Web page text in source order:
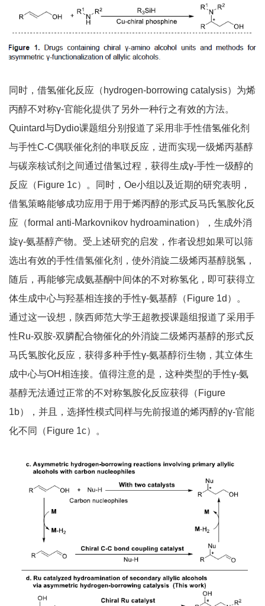
同时，借氢催化反应（hydrogen-borrowing catalysis）为烯
丙醇不对称γ-官能化提供了另外一种行之有效的方法。
Quintard与Dydio课题组分别报道了采用非手性借氢催化剂
与手性C-C偶联催化剂的串联反应，进而实现一级烯丙基醇
与碳亲核试剂之间通过借氢过程，获得生成γ-手性一级醇的
反应（Figure 1c）。同时，Oe小组以及近期的研究表明，
借氢策略能够成功应用于用于烯丙醇的形式反马氏氢胺化反
应（formal anti-Markovnikov hydroamination），生成外消
旋γ-氨基醇产物。受上述研究的启发，作者设想如果可以筛
选出有效的手性借氢催化剂，使外消旋二级烯丙基醇脱氢，
随后，再能够完成氨基酮中间体的不对称氢化，即可获得立
体生成中心与羟基相连接的手性γ-氨基醇（Figure 1d）。
通过这一设想，陕西师范大学王超教授课题组报道了采用手
性Ru-双胺-双膦配合物催化的外消旋二级烯丙基醇的形式反
马氏氢胺化反应，获得多种手性γ-氨基醇衍生物，其立体生
成中心与OH相连接。值得注意的是，这种类型的手性γ-氨
基醇无法通过正常的不对称氢胺化反应获得（Figure
1b），并且，选择性模式同样与先前报道的烯丙醇的γ-官能
化不同（Figure 1c）。